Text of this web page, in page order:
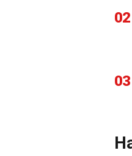
02
03